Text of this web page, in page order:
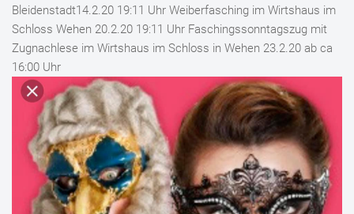
Bleidenstadt14.2.20 19:11 Uhr Weiberfasching im Wirtshaus im
Schloss Wehen 20.2.20 19:11 Uhr Faschingssonntagszug mit
Zugnachlese im Wirtshaus im Schloss in Wehen 23.2.20 ab ca
16:00 Uhr